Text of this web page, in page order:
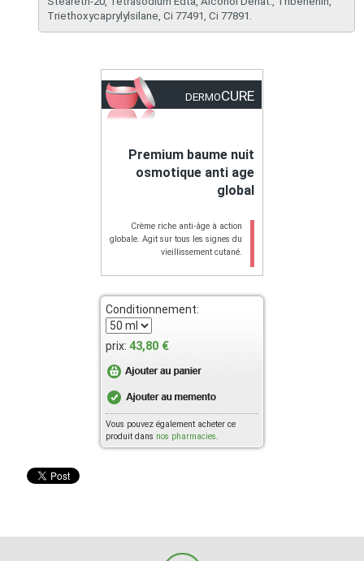
Triethoxycaprylylsilane, Ci 77491, Ci 77891.
DERMOCURE
Premium baume nuit
osmotique anti age
global
​Crème riche anti-âge à action
globale. Agit sur tous les signes du
vieillissement cutané.
Conditionnement:
prix: 43,80 €
Vous pouvez également acheter ce
produit dans nos pharmacies